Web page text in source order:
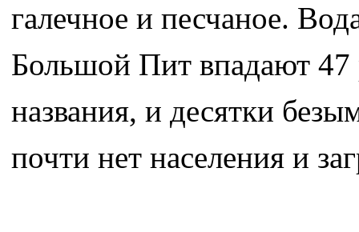
галечное и песчаное.
Большой Пит впадают
названия, и десятки
почти нет населения и